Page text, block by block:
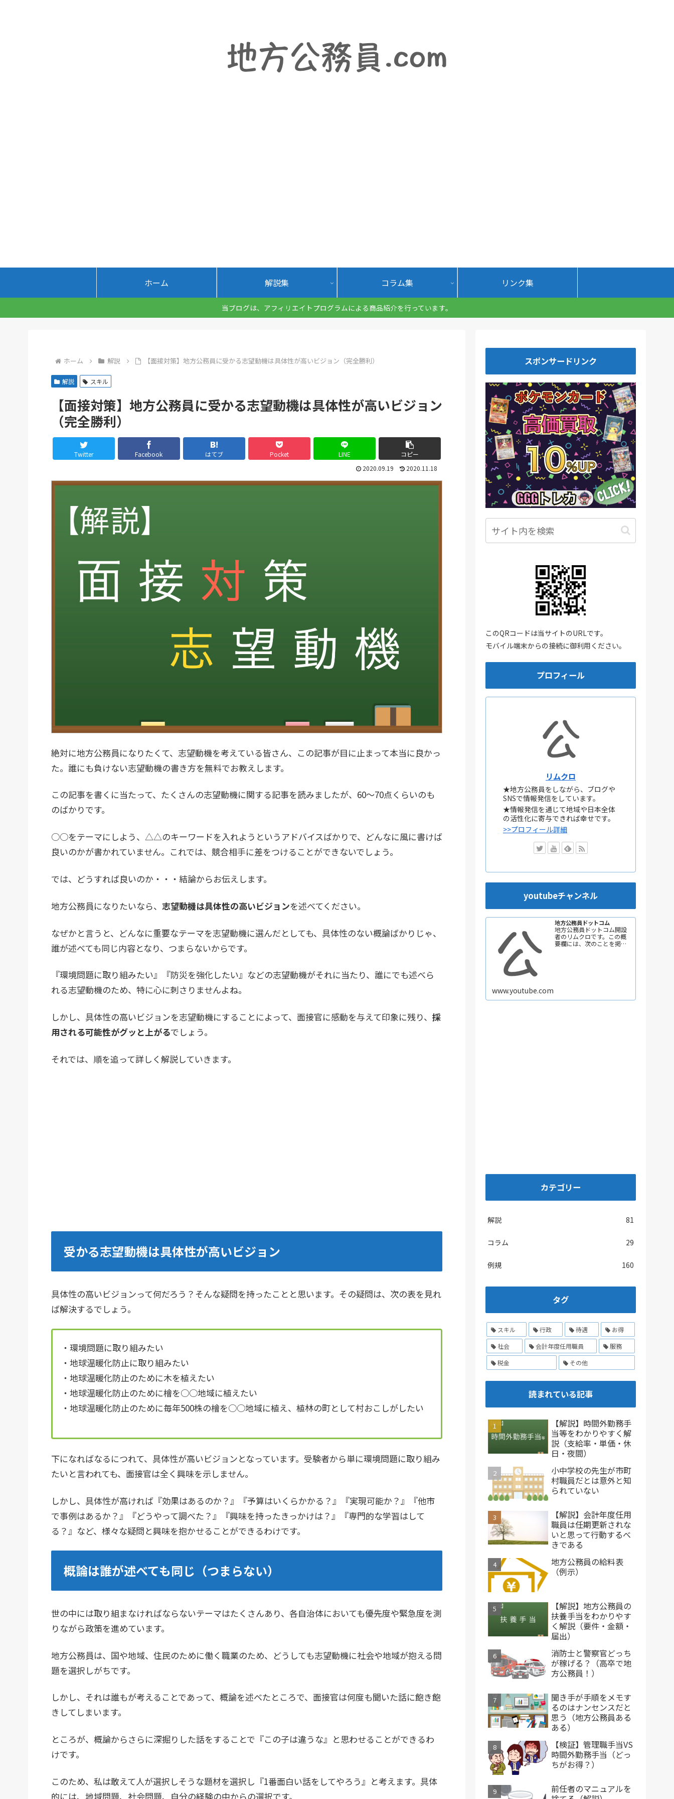
ホーム 解説集 コラム集 リンク集
当ブログは、アフィリエイトプログラムによる商品紹介を行っています。
ホーム 解説 【面接対策】地方公務員に受かる志望動機は具体性が高いビジョン（完全勝利）
解説 スキル
【面接対策】地方公務員に受かる志望動機は具体性が高いビジョン
（完全勝利）
Twitter Facebook はてブ Pocket LINE
コピー
2020.09.19
2020.11.18
絶対に地方公務員になりたくて、志望動機を考えている皆さん、この記事が目に止まって本当に良かっ
た。誰にも負けない志望動機の書き方を無料でお教えします。
この記事を書くに当たって、たくさんの志望動機に関する記事を読みましたが、60〜70点くらいのも
のばかりです。
○○をテーマにしよう、△△のキーワードを入れようというアドバイスばかりで、どんなに風に書けば
良いのかが書かれていません。これでは、競合相手に差をつけることができないでしょう。
では、どうすれば良いのか・・・結論からお伝えします。
地方公務員になりたいなら、 志望動機は具体性の高いビジョンを述べてください。
なぜかと言うと、どんなに重要なテーマを志望動機に選んだとしても、具体性のない概論ばかりじゃ、
誰が述べても同じ内容となり、つまらないからです。
『環境問題に取り組みたい』『防災を強化したい』などの志望動機がそれに当たり、誰にでも述べら
れる志望動機のため、特に心に刺さりませんよね。
しかし、具体性の高いビジョンを志望動機にすることによって、面接官に感動を与えて印象に残り、 採
用される可能性がグッと上がるでしょう。
それでは、順を追って詳しく解説していきます。
受かる志望動機は具体性が高いビジョン
具体性の高いビジョンって何だろう？そんな疑問を持ったことと思います。その疑問は、次の表を見れ
ば解決するでしょう。
・環境問題に取り組みたい
・地球温暖化防止に取り組みたい
・地球温暖化防止のために木を植えたい
・地球温暖化防止のために檜を○○地域に植えたい
・地球温暖化防止のために毎年500株の檜を○○地域に植え、植林の町として村おこしがしたい
下になればなるにつれて、具体性が高いビジョンとなっています。受験者から単に環境問題に取り組み
たいと言われても、面接官は全く興味を示しません。
しかし、具体性が高ければ『効果はあるのか？』『予算はいくらかかる？』『実現可能か？』『他市
で事例はあるか？』『どうやって調べた？』『興味を持ったきっかけは？』『専門的な学習はして
る？』など、様々な疑問と興味を抱かせることができるわけです。
概論は誰が述べても同じ（つまらない）
世の中には取り組まなければならないテーマはたくさんあり、各自治体においても優先度や緊急度を測
りながら政策を進めています。
地方公務員は、国や地域、住民のために働く職業のため、どうしても志望動機に社会や地域が抱える問
題を選択しがちです。
しかし、それは誰もが考えることであって、概論を述べたところで、面接官は何度も聞いた話に飽き飽
きしてしまいます。
ところが、概論からさらに深掘りした話をすることで『この子は違うな』と思わせることができるわ
けです。
このため、私は敢えて人が選択しそうな題材を選択し『1番面白い話をしてやろう』と考えます。具体
的には、地域問題、社会問題、自分の経験の中からの選択です。
スポンサードリンク
このQRコードは当サイトのURLです。
モバイル端末からの接続に御利用ください。
プロフィール
リムクロ
★地方公務員をしながら、ブログや
SNSで情報発信をしています。
★情報発信を通じて地域や日本全体
の活性化に寄与できれば幸せです。
>>プロフィール詳細
youtubeチャンネル
地方公務員ドットコム
地方公務員ドットコム開設
者のリムクロです。この概
要欄には、次のことを掲載
ます！ 【自己紹介】 ★地方
www.youtube.com
カテゴリー
解説 81
コラム 29
例規 160
タグ
スキル 行政 待遇
お得
社会
会計年度任用職員
服務
税金
その他
読まれている記事
【解説】時間外勤務手
当等をわかりやすく解
説（支給率・単価・休
日・夜間）
小中学校の先生が市町
村職員だとは意外と知
られていない
【解説】会計年度任用
職員は任期更新されな
いと思って行動するべ
きである
地方公務員の給料表
（例示）
【解説】地方公務員の
扶養手当をわかりやす
く解説（要件・金額・
届出）
消防士と警察官どっち
が稼げる？（高卒で地
方公務員！）
聞き手が手順をメモす
るのはナンセンスだと
思う（地方公務員ある
ある）
【検証】管理職手当VS
時間外勤務手当（どっ
ちがお得？）
前任者のマニュアルを